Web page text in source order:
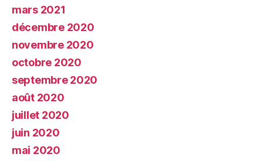
mars 2021
décembre 2020
novembre 2020
octobre 2020
septembre 2020
août 2020
juillet 2020
juin 2020
mai 2020